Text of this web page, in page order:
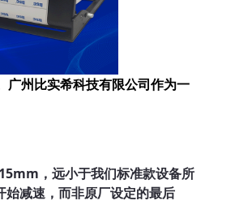
广州比实希科技有限公司作为一
，远小于我们标准款设备所
减速，而非原厂设定的最后